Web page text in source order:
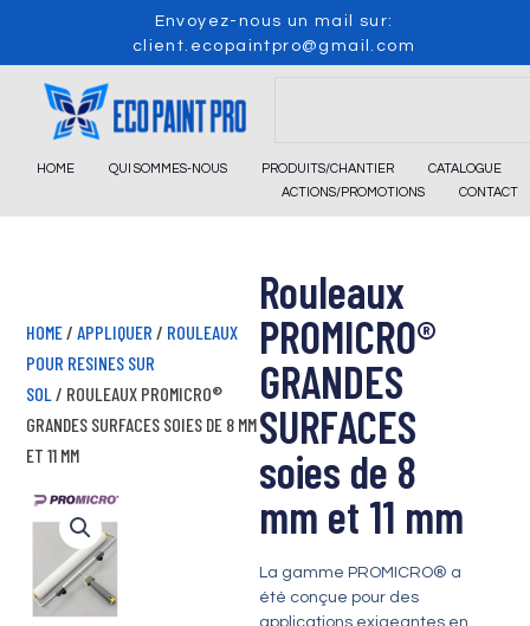
content
Envoyez-nous un mail sur:
client.ecopaintpro@gmail.com
HOME QUI SOMMES-NOUS PRODUITS/CHANTIER
CATALOGUE
ACTIONS/PROMOTIONS
CONTACT
Rouleaux
PROMICRO®
GRANDES
SURFACES
soies de 8
mm et 11 mm
La gamme PROMICRO® a
été conçue pour des
HOME / APPLIQUER / ROULEAUX
POUR RESINES SUR
SOL / ROULEAUX PROMICRO®
GRANDES SURFACES SOIES DE 8 MM
ET 11 MM